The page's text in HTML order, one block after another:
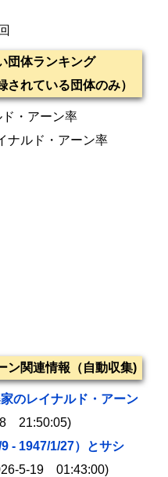
団体ランキング
されている団体のみ）
ド・アーン率
ナルド・アーン率
ン関連情報（自動収集)
のレイナルド ・ アーン
21:50:05)
- 1947/1/27）とサシ
5-19 01:43:00)